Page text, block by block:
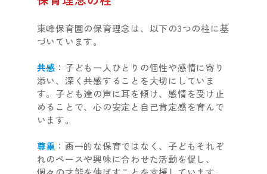
東峰保育園の保育理念は、以下の3つの柱に基
づいています。
共感 ：子ども一人ひとりの個性や感情に寄り
添い、深く共感することを大切にしていま
す。子ども達の声に耳を傾け、感情を受け止
めることで、心の安定と自己肯定感を育んで
います。
尊重 ：画一的な保育ではなく、子どもそれぞ
れのペースや興味に合わせた活動を促し、